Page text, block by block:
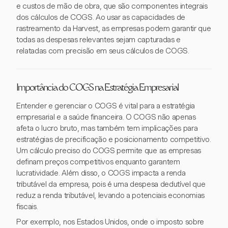
e custos de mão de obra, que são componentes integrais
dos cálculos de COGS. Ao usar as capacidades de
rastreamento da Harvest, as empresas podem garantir que
todas as despesas relevantes sejam capturadas e
relatadas com precisão em seus cálculos de COGS.
Importância do COGS na Estratégia Empresarial
Entender e gerenciar o COGS é vital para a estratégia
empresarial e a saúde financeira. O COGS não apenas
afeta o lucro bruto, mas também tem implicações para
estratégias de precificação e posicionamento competitivo.
Um cálculo preciso do COGS permite que as empresas
definam preços competitivos enquanto garantem
lucratividade. Além disso, o COGS impacta a renda
tributável da empresa, pois é uma despesa dedutível que
reduz a renda tributável, levando a potenciais economias
fiscais.
Por exemplo, nos Estados Unidos, onde o imposto sobre